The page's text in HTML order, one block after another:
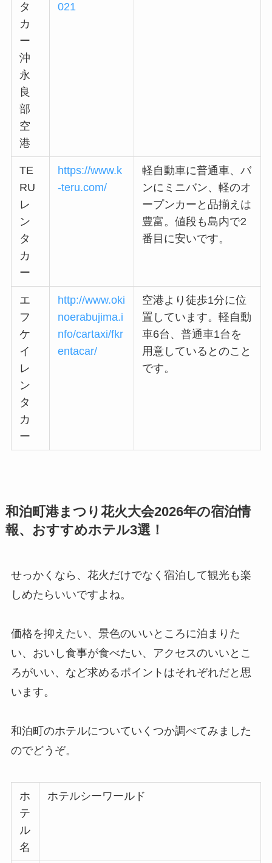
タ
カ
ー
沖
永
良
部
空
港
021
TE
RU
レ
ン
タ
カ
ー
https://www.k
-teru.com/
軽自動車に普通車、バ
ンにミニバン、軽のオ
ープンカーと品揃えは
豊富。値段も島内で2
番目に安いです。
エ
フ
ケ
イ
レ
ン
タ
カ
ー
http://www.oki
noerabujima.i
nfo/cartaxi/fkr
entacar/
空港より徒歩1分に位
置しています。軽自動
車6台、普通車1台を
用意しているとのこと
です。
和泊町港まつり花火大会2026年の宿泊情
報、おすすめホテル3選！
せっかくなら、花火だけでなく宿泊して観光も楽
しめたらいいですよね。
価格を抑えたい、景色のいいところに泊まりた
い、おいし食事が食べたい、アクセスのいいとこ
ろがいい、など求めるポイントはそれぞれだと思
います。
和泊町のホテルについていくつか調べてみました
のでどうぞ。
ホ
テ
ル
名
ホテルシーワールド